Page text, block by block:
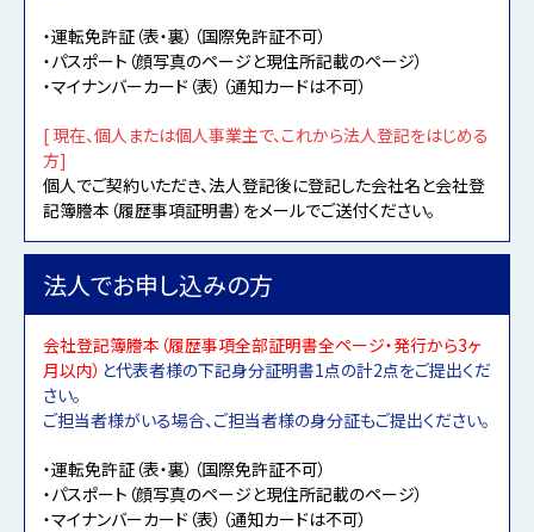
・運転免許証（表・裏）（国際免許証不可）
・パスポート（顔写真のページと現住所記載のページ）
・マイナンバーカード（表）（通知カードは不可）
[ 現在、個人または個人事業主で、これから法人登記をはじめる
方]
個人でご契約いただき、法人登記後に登記した会社名と会社登
記簿謄本（履歴事項証明書）をメールでご送付ください。
法人でお申し込みの方
会社登記簿謄本（履歴事項全部証明書全ページ・発行から3ヶ
月以内） と代表者様の下記身分証明書1点の計2点をご提出くだ
さい。
ご担当者様がいる場合、ご担当者様の身分証もご提出ください。
・運転免許証（表・裏）（国際免許証不可）
・パスポート（顔写真のページと現住所記載のページ）
・マイナンバーカード（表）（通知カードは不可）